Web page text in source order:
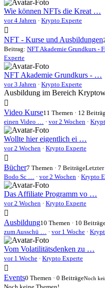
Wie können NFTs die Kreat …
vor 4 Jahren · Krypto Experte
NFT - Kurse und Ausbildungen
Beitrag: NFT Akademie Grundkurs -
Experte
NFT Akademie Grundkurs - …
vor 3 Jahren · Krypto Experte
Ausbildung im Bereich
Video Kurse11 Themen · 12
einen Video … · vor 2 Wochen ·
Wollte hier eigentlich ei …
vor 2 Wochen · Krypto Experte
Bücher7 Themen · 7 Beiträge
Bodo Sc … · vor 2 Wochen · Krypto
Das Affiliate Programm vo …
vor 2 Wochen · Krypto Experte
Ausbildung10 Themen · 10
zum Ausschü … · vor 1 Woche ·
Vom Volatilitätsdenken zu …
vor 1 Woche · Krypto Experte
Events0 Themen · 0 BeiträgeNoch